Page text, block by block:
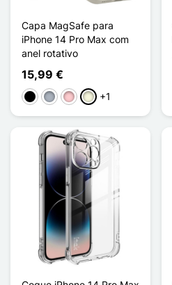
Capa MagSafe para
iPhone 14 Pro Max com
anel rotativo
15,99 €
PretoCinzento
RosaBege+1